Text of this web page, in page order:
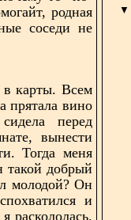
родная
соседи не
карты. Всем
прятала вино
перед
вынести
Тогда меня
такой добрый
молодой? Он
и
раскололась.
▼